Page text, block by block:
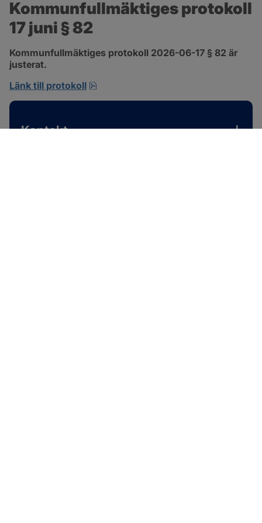
Kommunfullmäktiges protokoll
17 juni § 82
Kommunfullmäktiges protokoll 2026-06-17 § 82 är
justerat.
Länk till protokoll
Kontakt